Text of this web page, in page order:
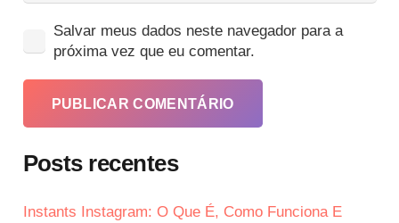
Salvar meus dados neste navegador para a
próxima vez que eu comentar.
PUBLICAR COMENTÁRIO
Posts recentes
Instants Instagram: O Que É, Como Funciona E